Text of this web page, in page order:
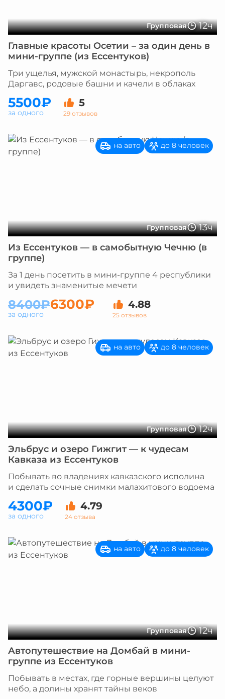
Групповая
12ч
Главные красоты Осетии – за один день в
мини-группе (из Ессентуков)
Три ущелья, мужской монастырь, некрополь
Даргавс, родовые башни и качели в облаках
5500₽ 5
29 отзывов
за одного
Групповая 13ч
на авто до 8 человек
Из Ессентуков — в самобытную Чечню (в
группе)
За 1 день посетить в мини-группе 4 республики
и увидеть знаменитые мечети
8400₽6300₽ 4.88
25 отзывов
за одного
Групповая 12ч
на авто до 8 человек
Эльбрус и озеро Гижгит — к чудесам
Кавказа из Ессентуков
Побывать во владениях кавказского исполина
и сделать сочные снимки малахитового водоема
4300₽ 4.79
24 отзыва
за одного
Групповая 12ч
на авто до 8 человек
Автопутешествие на Домбай в мини-
группе из Ессентуков
Побывать в местах, где горные вершины целуют
небо, а долины хранят тайны веков